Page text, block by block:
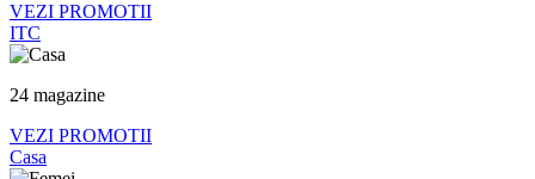
VEZI PROMOTII
ITC
24 magazine
VEZI PROMOTII
Casa